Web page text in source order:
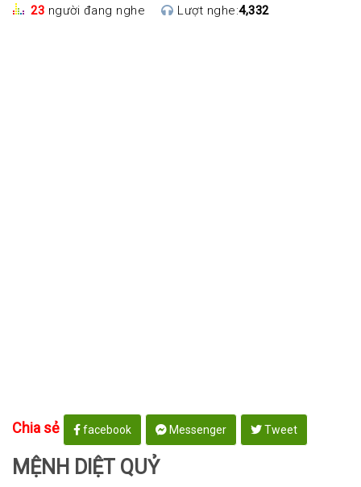
23 người đang nghe Lượt nghe:4,332
Chia sẻ facebook Messenger Tweet
MỆNH DIỆT QUỶ